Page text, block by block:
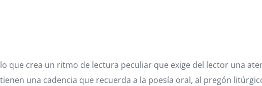
que crea un ritmo de lectura peculiar que exige del lector una
una cadencia que recuerda a la poesía oral, al pregón